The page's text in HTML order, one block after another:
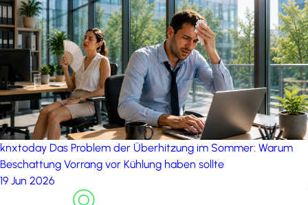
knxtoday Das Problem der Überhitzung im Sommer: Warum
Beschattung Vorrang vor Kühlung haben sollte
19 Jun 2026